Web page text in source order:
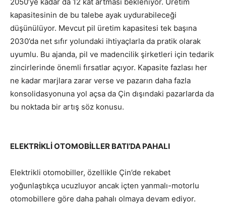
2050’ye kadar da 12 kat artması bekleniyor. Üretim
kapasitesinin de bu talebe ayak uydurabileceği
düşünülüyor. Mevcut pil üretim kapasitesi tek başına
2030’da net sıfır yolundaki ihtiyaçlarla da pratik olarak
uyumlu. Bu ajanda, pil ve madencilik şirketleri için tedarik
zincirlerinde önemli fırsatlar açıyor. Kapasite fazlası her
ne kadar marjlara zarar verse ve pazarın daha fazla
konsolidasyonuna yol açsa da Çin dışındaki pazarlarda da
bu noktada bir artış söz konusu.
ELEKTRİKLİ OTOMOBİLLER BATI’DA PAHALI
Elektrikli otomobiller, özellikle Çin’de rekabet
yoğunlaştıkça ucuzluyor ancak içten yanmalı-motorlu
otomobillere göre daha pahalı olmaya devam ediyor.